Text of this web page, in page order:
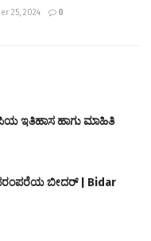
25, 2024 0
ಇತಿಹಾಸ ಹಾಗು ಮಾಹಿತಿ
ಬೀದರ್ | Bidar